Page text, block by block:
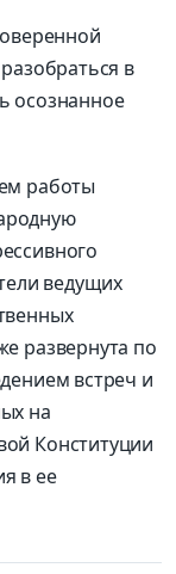
в
осознанное
работы
ведущих
развернута по
встреч и
на
Конституции
в ее